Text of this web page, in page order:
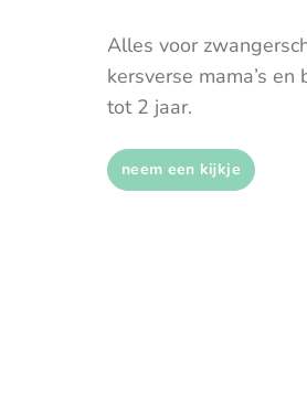
Alles voor
kersverse mama’s en
tot 2 jaar.
neem een kijkje